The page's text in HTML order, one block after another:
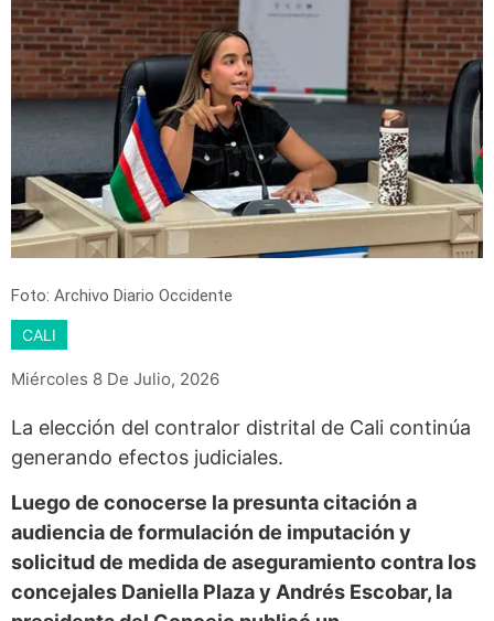
Foto: Archivo Diario Occidente
CALI
Miércoles 8 De Julio, 2026
La elección del contralor distrital de Cali continúa
generando efectos judiciales.
Luego de conocerse la presunta citación a
audiencia de formulación de imputación y
solicitud de medida de aseguramiento contra los
concejales Daniella Plaza y Andrés Escobar, la